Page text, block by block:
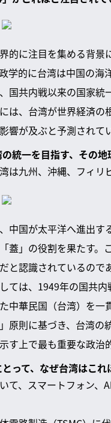
的に注目を集める背
学的に台湾は中国の
国共内戦以来の国家統
は、台湾が世界経済
響が及ぶと予測されて
統一を目指す、その
は九州、沖縄、フィリ
中国が太平洋へ進出
蓋」の役割を果たす。
と認識されているので
ては、1949年の国共
中華民国（台湾）を一
」原則に基づき、台湾
す上で最も重要な政治
って、なぜ台湾はこ
て、スマートフォン、